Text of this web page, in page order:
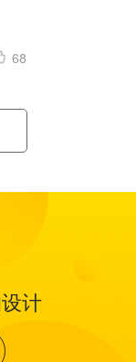
68
计